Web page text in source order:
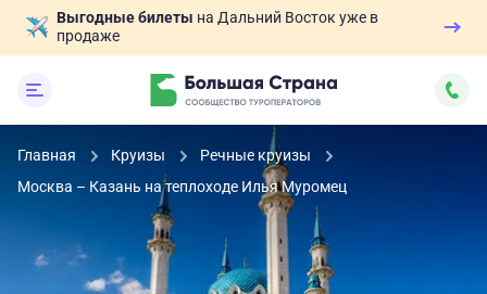
Выгодные билеты на Дальний Восток уже в
продаже
Главная Круизы
Речные круизы
Москва – Казань на теплоходе Илья Муромец